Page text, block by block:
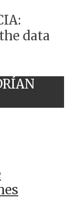
data